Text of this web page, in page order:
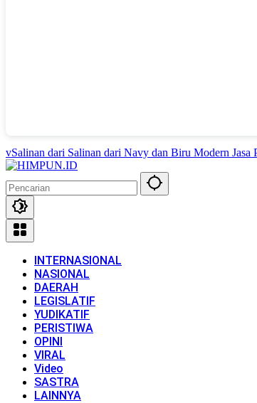
vSalinan dari Salinan dari Navy dan Biru Modern Jasa
INTERNASIONAL
NASIONAL
DAERAH
LEGISLATIF
YUDIKATIF
PERISTIWA
OPINI
VIRAL
Video
SASTRA
LAINNYA